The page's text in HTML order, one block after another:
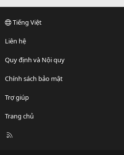
Tiếng Việt
Liên hệ
Quy định và Nội quy
Chính sách bảo mật
Trợ giúp
Trang chủ
R